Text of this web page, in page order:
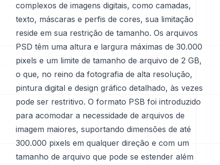
complexos de imagens digitais, como camadas,
texto, máscaras e perfis de cores, sua limitação
reside em sua restrição de tamanho. Os arquivos
PSD têm uma altura e largura máximas de 30.000
pixels e um limite de tamanho de arquivo de 2 GB,
o que, no reino da fotografia de alta resolução,
pintura digital e design gráfico detalhado, às vezes
pode ser restritivo. O formato PSB foi introduzido
para acomodar a necessidade de arquivos de
imagem maiores, suportando dimensões de até
300.000 pixels em qualquer direção e com um
tamanho de arquivo que pode se estender além